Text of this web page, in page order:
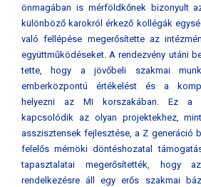
önmagában is mérföldkőnek bizonyult
különböző karokról érkező kollégák
való fellépése megerősítette az
együttműködéseket. A rendezvény utáni
tette, hogy a jövőbeli szakmai
emberközpontú értékelést és a
helyezni az MI korszakában. Ez a
kapcsolódik az olyan projektekhez,
asszisztensek fejlesztése, a Z generáció
felelős mérnöki döntéshozatal
tapasztalatai megerősítették, hogy
rendelkezésre áll egy erős szakmai